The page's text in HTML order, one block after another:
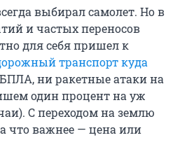
выбирал самолет. Но в
и частых переносов
для себя пришел к
транспорт куда
ни ракетные атаки на
один процент на уж
С переходом на землю
что важнее — цена или